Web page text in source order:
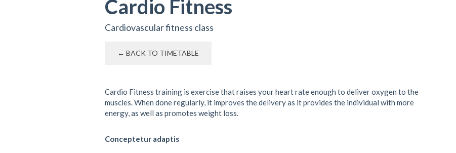
Cardio Fitness
Cardiovascular fitness class
← BACK TO TIMETABLE
Cardio Fitness training is exercise that raises your heart rate enough to deliver oxygen to the
muscles. When done regularly, it improves the delivery as it provides the individual with more
energy, as well as promotes weight loss.
Conceptetur adaptis